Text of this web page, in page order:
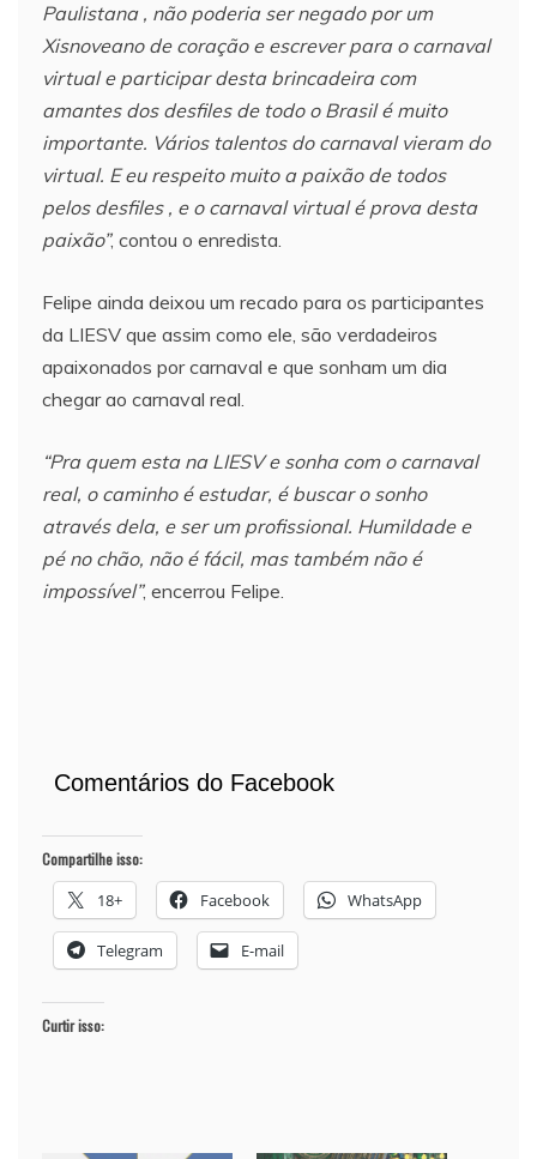
Paulistana , não poderia ser negado por um
Xisnoveano de coração e escrever para o carnaval
virtual e participar desta brincadeira com
amantes dos desfiles de todo o Brasil é muito
importante. Vários talentos do carnaval vieram do
virtual. E eu respeito muito a paixão de todos
pelos desfiles , e o carnaval virtual é prova desta
paixão”, contou o enredista.
Felipe ainda deixou um recado para os participantes
da LIESV que assim como ele, são verdadeiros
apaixonados por carnaval e que sonham um dia
chegar ao carnaval real.
“Pra quem esta na LIESV e sonha com o carnaval
real, o caminho é estudar, é buscar o sonho
através dela, e ser um profissional. Humildade e
pé no chão, não é fácil, mas também não é
impossível”, encerrou Felipe.
Comentários do Facebook
Compartilhe isso:
18+ Facebook WhatsApp
Telegram E-mail
Curtir isso: